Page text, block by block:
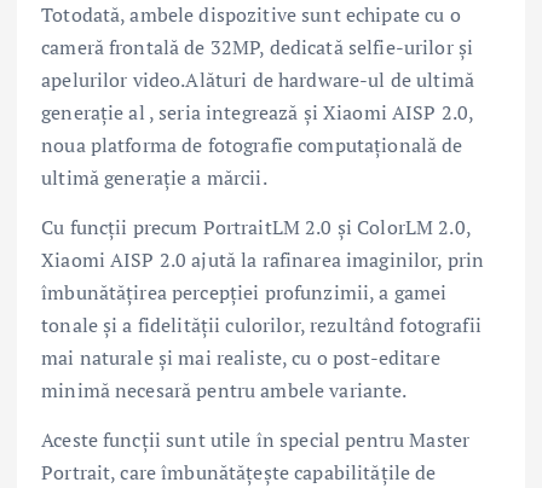
Totodată, ambele dispozitive sunt echipate cu o
cameră frontală de 32MP, dedicată selfie-urilor și
apelurilor video.Alături de hardware-ul de ultimă
generație al , seria integrează și Xiaomi AISP 2.0,
noua platforma de fotografie computațională de
ultimă generație a mărcii.
Cu funcții precum PortraitLM 2.0 și ColorLM 2.0,
Xiaomi AISP 2.0 ajută la rafinarea imaginilor, prin
îmbunătățirea percepției profunzimii, a gamei
tonale și a fidelității culorilor, rezultând fotografii
mai naturale și mai realiste, cu o post-editare
minimă necesară pentru ambele variante.
Aceste funcții sunt utile în special pentru Master
Portrait, care îmbunătățește capabilitățile de